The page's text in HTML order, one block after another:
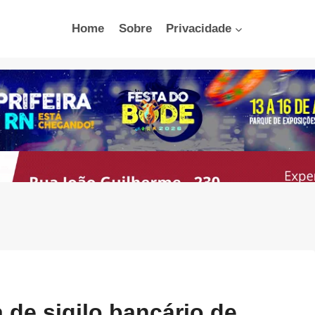
Home Sobre Privacidade